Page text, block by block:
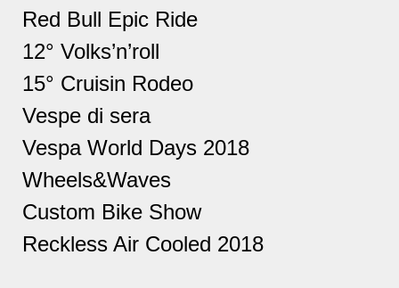
Red Bull Epic Ride
12° Volks’n’roll
15° Cruisin Rodeo
Vespe di sera
Vespa World Days 2018
Wheels&Waves
Custom Bike Show
Reckless Air Cooled 2018